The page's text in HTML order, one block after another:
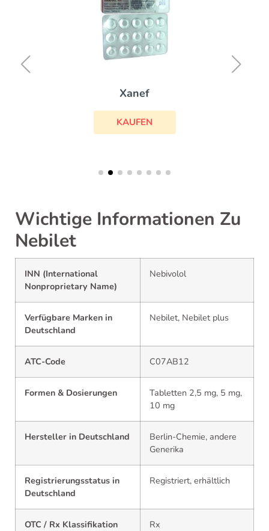
Xanef
KAUFEN
Wichtige Informationen Zu
Nebilet
INN (International
Nonproprietary Name)
Nebivolol
Verfügbare Marken in
Deutschland
Nebilet, Nebilet plus
ATC-Code C07AB12
Formen & Dosierungen
Tabletten 2,5 mg, 5 mg,
10 mg
Hersteller in Deutschland
Berlin-Chemie, andere
Generika
Registrierungsstatus in
Deutschland
Registriert, erhältlich
OTC / Rx Klassifikation Rx